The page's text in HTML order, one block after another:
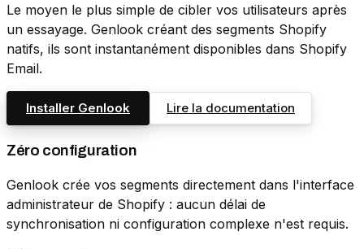
Le moyen le plus simple de cibler vos utilisateurs après
un essayage. Genlook créant des segments Shopify
natifs, ils sont instantanément disponibles dans Shopify
Email.
Installer Genlook Lire la documentation
Zéro configuration
Genlook crée vos segments directement dans l'interface
administrateur de Shopify : aucun délai de
synchronisation ni configuration complexe n'est requis.